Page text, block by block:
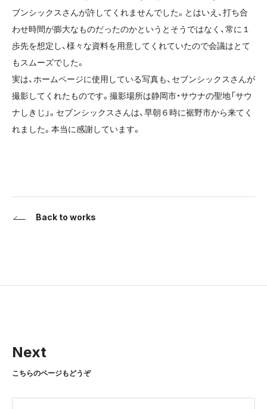
ブンシックスさんが許してくれませんでした。とはいえ、打ち合
わせ時間が膨大なものだったのかというとそうではなく、常に１
歩先を想定し、様々な資料を用意してくれていたので会議はとて
もスムーズでした。
実は、ホームページに使用している写真も、セブンシックスさんが
撮影してくれたものです。撮影場所は静岡市・サウナの聖地「サウ
ナしきじ」。セブンシックスさんは、早朝６時に裾野市から来てく
れました。本当に感謝しています。
Back to works
Next
こちらのページもどうぞ